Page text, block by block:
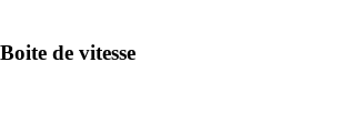
Boite de vitesse